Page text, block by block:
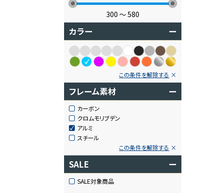
300 〜580
カラー ー
この条件を解除する
フレーム素材 ー
カーボン
クロムモリブデン
アルミ
スチール
この条件を解除する
SALE ー
SALE対象商品